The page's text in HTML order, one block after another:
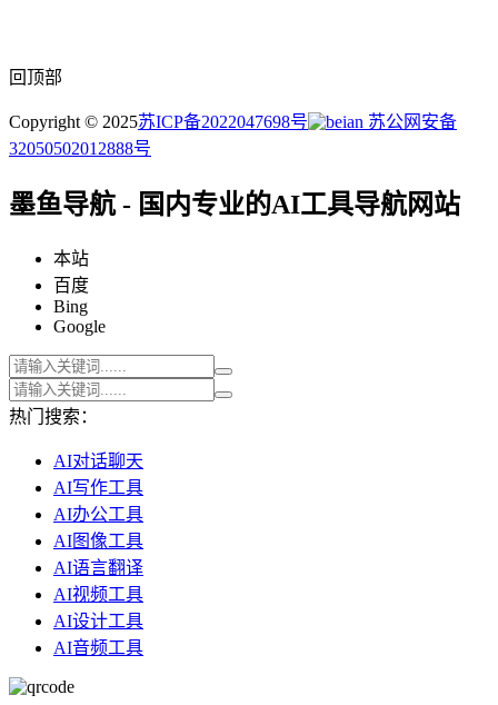
回顶部
Copyright © 2025苏ICP备2022047698号
苏公网安备
32050502012888号
墨鱼导航 - 国内专业的AI工具导航网站
本站
百度
Bing
Google
热门搜索：
AI对话聊天
AI写作工具
AI办公工具
AI图像工具
AI语言翻译
AI视频工具
AI设计工具
AI音频工具